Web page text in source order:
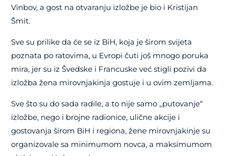
Vinbov, a gost na otvaranju izložbe je bio i Kristijan
Šmit.
Sve su prilike da će se iz BiH, koja je širom svijeta
poznata po ratovima, u Evropi čuti još mnogo poruka
mira, jer su iz Švedske i Francuske već stigli pozivi da
izložba žena mirovnjakinja gostuje i u ovim zemljama.
Sve što su do sada radile, a to nije samo „putovanje“
izložbe, nego i brojne radionice, ulične akcije i
gostovanja širom BiH i regiona, žene mirovnjakinje su
organizovale sa minimumom novca, a maksimumom